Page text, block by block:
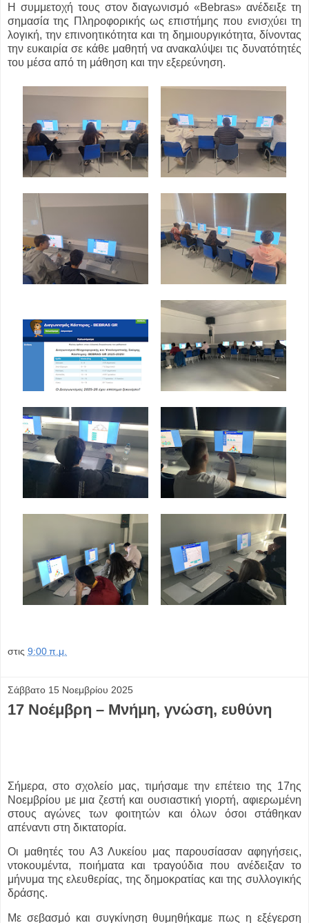
Η συμμετοχή τους στον διαγωνισμό «Bebras» ανέδειξε τη
σημασία της Πληροφορικής ως επιστήμης που ενισχύει τη
λογική, την επινοητικότητα και τη δημιουργικότητα, δίνοντας
την ευκαιρία σε κάθε μαθητή να ανακαλύψει τις δυνατότητές
του μέσα από τη μάθηση και την εξερεύνηση.
στις 9:00 π.μ.
Σάββατο 15 Νοεμβρίου 2025
17 Νοέμβρη – Μνήμη, γνώση, ευθύνη
Σήμερα, στο σχολείο μας, τιμήσαμε την επέτειο της 17ης
Νοεμβρίου με μια ζεστή και ουσιαστική γιορτή, αφιερωμένη
στους αγώνες των φοιτητών και όλων όσοι στάθηκαν
απέναντι στη δικτατορία.
Οι μαθητές του Α3 Λυκείου μας παρουσίασαν αφηγήσεις,
ντοκουμέντα, ποιήματα και τραγούδια που ανέδειξαν το
μήνυμα της ελευθερίας, της δημοκρατίας και της συλλογικής
δράσης.
Με σεβασμό και συγκίνηση θυμηθήκαμε πως η εξέγερση